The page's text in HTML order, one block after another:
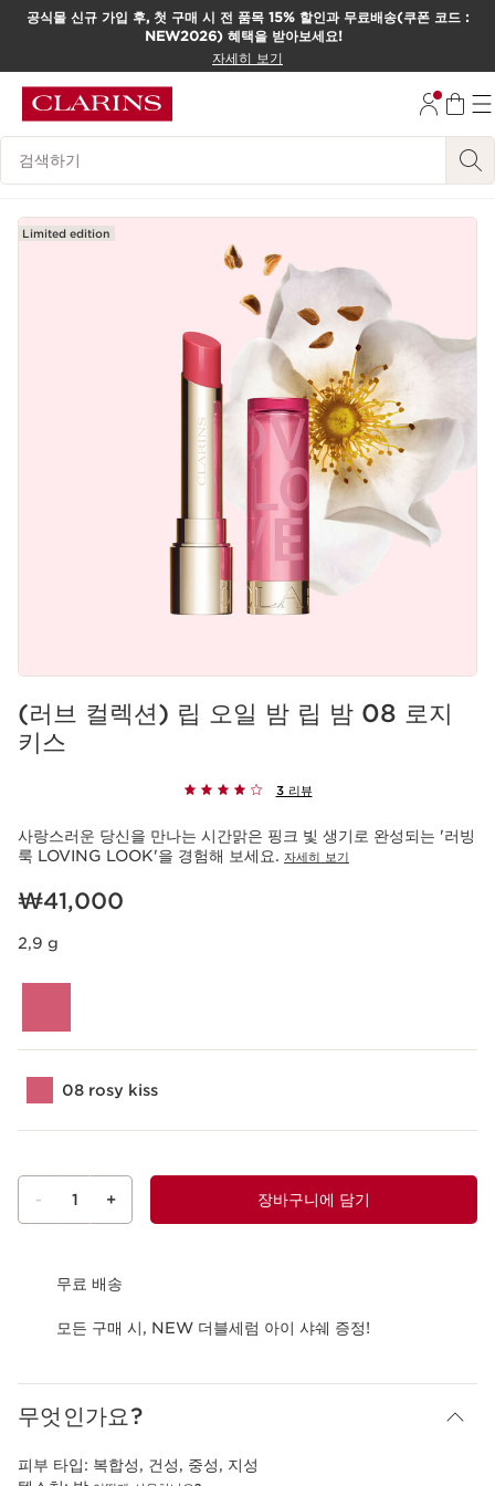
컨텐츠로 이동하기
공식몰 신규 가입 후, 첫 구매 시 전 품목 15% 할인과 무료배송(쿠폰 코드 :
NEW2026) 혜택을 받아보세요!
자세히 보기
범례 검색하기
Limited edition
(러브 컬렉션) 립 오일 밤 립 밤 08 로지
키스
3 리뷰
사랑스러운 당신을 만나는 시간맑은 핑크 빛 생기로 완성되는 '러빙
룩 LOVING LOOK'을 경험해 보세요. 자세히 보기
현재 가격 ₩41,000
₩41,000
2,9 g
08 rosy kiss
- 1 + 장바구니에 담기
무료 배송
모든 구매 시, NEW 더블세럼 아이 샤쉐 증정!
무엇인가요?
피부 타입: 복합성, 건성, 중성, 지성